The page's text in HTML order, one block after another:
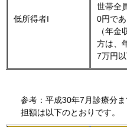
低所得者I
世帯全
0円で
（年金
方は、
7万円以
参考：平成30年7月診療分
担額は以下のとおりです。